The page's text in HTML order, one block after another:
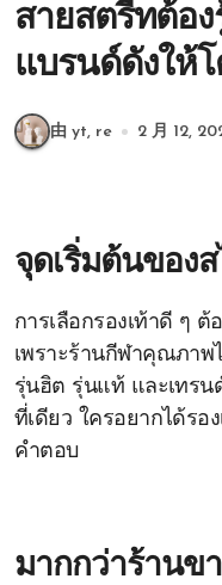
สายสตรีทต้อง
แบรนด์ดังให้
由 yt, re 2 月 12,
จุดเริ่มต้นของ
การเลือกรองเท้าดี ๆ
เพราะร้านกีฬาคุณภา
รุ่นฮิต รุ่นแท้ และเทรน
ที่เดียว ใครอยากได้รอ
คำตอบ
มากกว่าร้านข